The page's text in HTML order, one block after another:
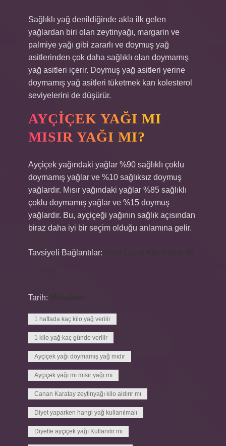
Sağlıklı yağ denildiğinde akla ilk gelen
yağlardan biri olan zeytinyağı, margarin ve
palmiye yağı gibi zararlı ve doymuş yağ
asitlerinden çok daha sağlıklı olan doymamış
yağ asitleri içerir. Doymuş yağ asitleri yerine
doymamış yağ asitleri tüketmek kan kolesterol
seviyelerini de düşürür.
AYÇIÇEK YAĞI MI
MISIR YAĞI MI?
Ayçiçek yağındaki yağlar %90 sağlıklı çoklu
doymamış yağlar ve %10 sağlıksız doymuş
yağlardır. Mısır yağındaki yağlar %85 sağlıklı
çoklu doymamış yağlar ve %15 doymuş
yağlardır. Bu, ayçiçeği yağının sağlık açısından
biraz daha iyi bir seçim olduğu anlamına gelir.
Tavsiyeli Bağlantılar:
Tarih:
1 haftada kaç kilo yağ verilir
1 kilo yağ kaç günde verilir
Ayçiçek yağı doymamış yağ mıdır
Ayçiçek yağı mı mısır yağı mı
Canan Karatay zeytinyağı kilo aldırır mı
Diyet yaparken hangi yağ kullanılmalı
Diyette ayçiçek yağı Kullanılır mı